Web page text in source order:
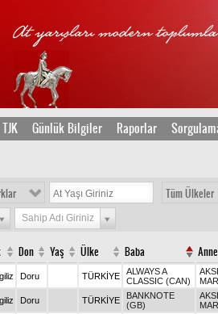
TJK Günlük Bilgiler Raporlar
Tüm Ülkeler
Sahip Adı Giriniz
Don Yaş Ülke Baba Anne
Doru TÜRKİYE
ALWAYS A
CLASSIC (CAN)
Doru TÜRKİYE
BANKNOTE
(GB)